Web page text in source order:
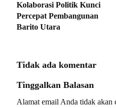
Kolaborasi Politik Kunci
Percepat Pembangunan
Barito Utara
Tidak ada komentar
Tinggalkan Balasan
Alamat email Anda tidak akan